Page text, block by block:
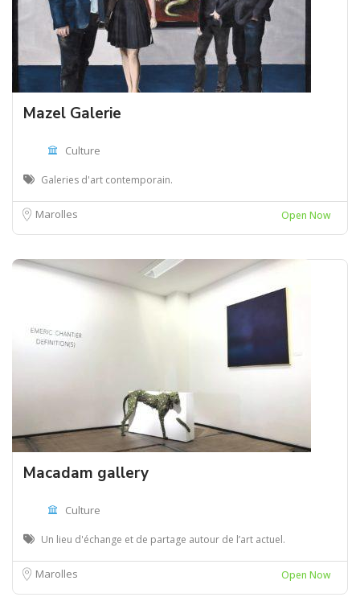
Mazel Galerie
Culture
Galeries d'art contemporain.
Marolles Open Now
Macadam gallery
Culture
Un lieu d'échange et de partage autour de l’art actuel.
Marolles Open Now